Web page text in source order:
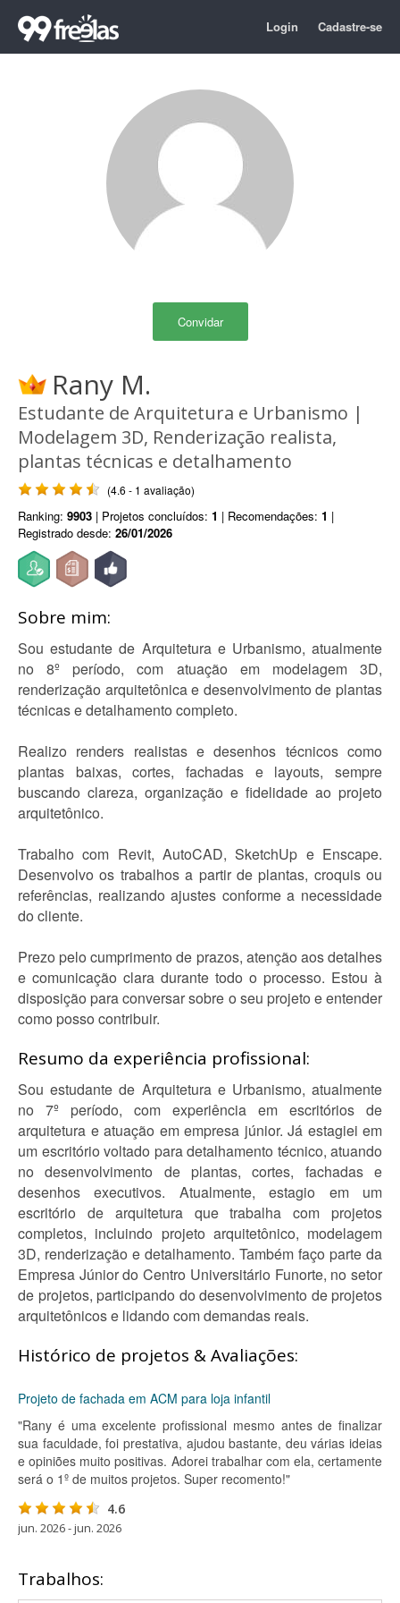
Login Cadastre-se
Convidar
Rany M.
Estudante de Arquitetura e Urbanismo |
Modelagem 3D, Renderização realista,
plantas técnicas e detalhamento
(4.6 - 1 avaliação)
Ranking: 9903 | Projetos concluídos: 1 | Recomendações: 1 |
Registrado desde: 26/01/2026
Sobre mim:
Sou estudante de Arquitetura e Urbanismo, atualmente
no 8º período, com atuação em modelagem 3D,
renderização arquitetônica e desenvolvimento de plantas
técnicas e detalhamento completo.
Realizo renders realistas e desenhos técnicos como
plantas baixas, cortes, fachadas e layouts, sempre
buscando clareza, organização e fidelidade ao projeto
arquitetônico.
Trabalho com Revit, AutoCAD, SketchUp e Enscape.
Desenvolvo os trabalhos a partir de plantas, croquis ou
referências, realizando ajustes conforme a necessidade
do cliente.
Prezo pelo cumprimento de prazos, atenção aos detalhes
e comunicação clara durante todo o processo. Estou à
disposição para conversar sobre o seu projeto e entender
como posso contribuir.
Resumo da experiência profissional:
Sou estudante de Arquitetura e Urbanismo, atualmente
no 7º período, com experiência em escritórios de
arquitetura e atuação em empresa júnior. Já estagiei em
um escritório voltado para detalhamento técnico, atuando
no desenvolvimento de plantas, cortes, fachadas e
desenhos executivos. Atualmente, estagio em um
escritório de arquitetura que trabalha com projetos
completos, incluindo projeto arquitetônico, modelagem
3D, renderização e detalhamento. Também faço parte da
Empresa Júnior do Centro Universitário Funorte, no setor
de projetos, participando do desenvolvimento de projetos
arquitetônicos e lidando com demandas reais.
Histórico de projetos & Avaliações:
Projeto de fachada em ACM para loja infantil
"Rany é uma excelente profissional mesmo antes de finalizar
sua faculdade, foi prestativa, ajudou bastante, deu várias ideias
e opiniões muito positivas. Adorei trabalhar com ela, certamente
será o 1º de muitos projetos. Super recomento!"
4.6
jun. 2026 - jun. 2026
Trabalhos: